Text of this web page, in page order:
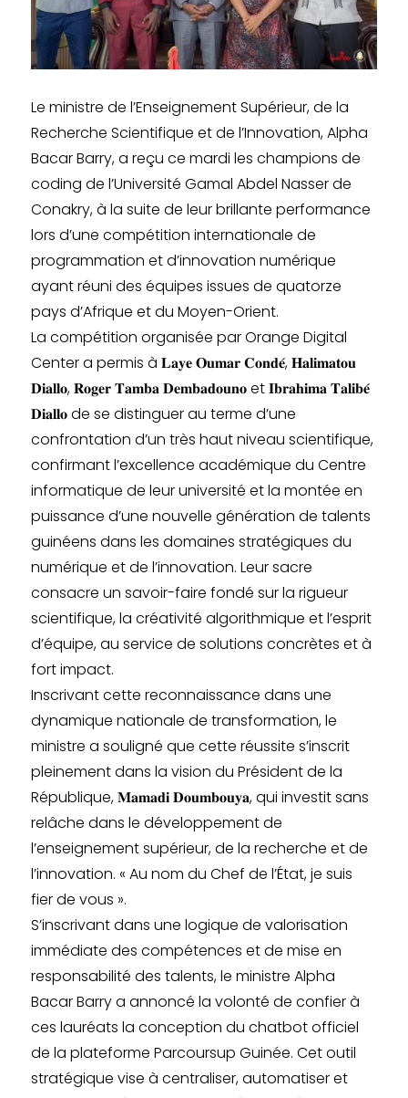
Le ministre de l’Enseignement Supérieur, de la
Recherche Scientifique et de l’Innovation, Alpha
Bacar Barry, a reçu ce mardi les champions de
coding de l’Université Gamal Abdel Nasser de
Conakry, à la suite de leur brillante performance
lors d’une compétition internationale de
programmation et d’innovation numérique
ayant réuni des équipes issues de quatorze
pays d’Afrique et du Moyen-Orient.
La compétition organisée par Orange Digital
Center a permis à 𝐋𝐚𝐲𝐞 𝐎𝐮𝐦𝐚𝐫 𝐂𝐨𝐧𝐝𝐞́, 𝐇𝐚𝐥𝐢𝐦𝐚𝐭𝐨𝐮
𝐃𝐢𝐚𝐥𝐥𝐨, 𝐑𝐨𝐠𝐞𝐫 𝐓𝐚𝐦𝐛𝐚 𝐃𝐞𝐦𝐛𝐚𝐝𝐨𝐮𝐧𝐨 et 𝐈𝐛𝐫𝐚𝐡𝐢𝐦𝐚 𝐓𝐚𝐥𝐢𝐛𝐞́
𝐃𝐢𝐚𝐥𝐥𝐨 de se distinguer au terme d’une
confrontation d’un très haut niveau scientifique,
confirmant l’excellence académique du Centre
informatique de leur université et la montée en
puissance d’une nouvelle génération de talents
guinéens dans les domaines stratégiques du
numérique et de l’innovation. Leur sacre
consacre un savoir-faire fondé sur la rigueur
scientifique, la créativité algorithmique et l’esprit
d’équipe, au service de solutions concrètes et à
fort impact.
Inscrivant cette reconnaissance dans une
dynamique nationale de transformation, le
ministre a souligné que cette réussite s’inscrit
pleinement dans la vision du Président de la
République, 𝐌𝐚𝐦𝐚𝐝𝐢 𝐃𝐨𝐮𝐦𝐛𝐨𝐮𝐲𝐚, qui investit sans
relâche dans le développement de
l’enseignement supérieur, de la recherche et de
l’innovation. « Au nom du Chef de l’État, je suis
fier de vous ».
S’inscrivant dans une logique de valorisation
immédiate des compétences et de mise en
responsabilité des talents, le ministre Alpha
Bacar Barry a annoncé la volonté de confier à
ces lauréats la conception du chatbot officiel
de la plateforme Parcoursup Guinée. Cet outil
stratégique vise à centraliser, automatiser et